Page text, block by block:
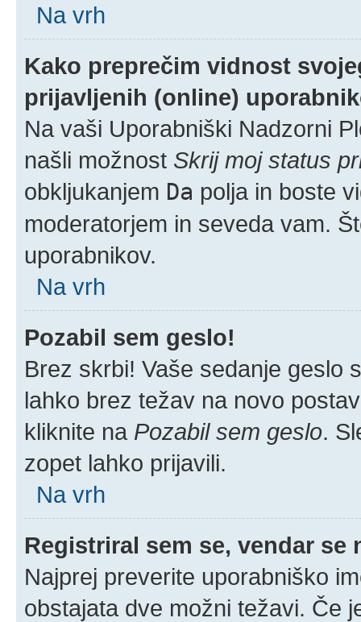
Na vrh
Kako preprečim vidnost
prijavljenih (online)
Na vaši Uporabniški Nadzorni
našli možnost Skrij moj status
obkljukanjem Da polja in boste
moderatorjem in seveda vam.
uporabnikov.
Na vrh
Pozabil sem geslo!
Brez skrbi! Vaše sedanje geslo
lahko brez težav na novo
kliknite na Pozabil sem geslo.
zopet lahko prijavili.
Na vrh
Registriral sem se, vendar se
Najprej preverite uporabniško
obstajata dve možni težavi. Če